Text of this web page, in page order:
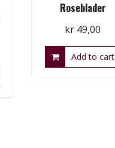
Roseblader
kr 49,00
Add to cart